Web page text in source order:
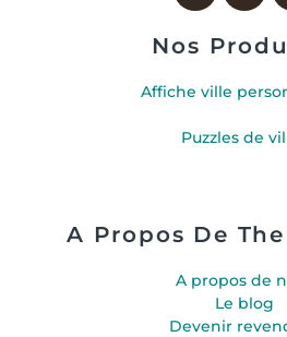
Nos
Affiche ville
Puzzles de
A Propos De
A propos de
Le blog
Devenir